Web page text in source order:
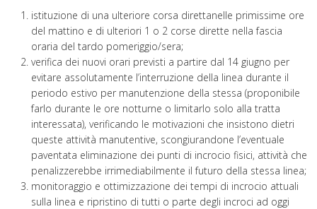
istituzione di una ulteriore corsa direttanelle primissime ore
del mattino e di ulteriori 1 o 2 corse dirette nella fascia
oraria del tardo pomeriggio/sera;
verifica dei nuovi orari previsti a partire dal 14 giugno per
evitare assolutamente l’interruzione della linea durante il
periodo estivo per manutenzione della stessa (proponibile
farlo durante le ore notturne o limitarlo solo alla tratta
interessata), verificando le motivazioni che insistono dietri
queste attività manutentive, scongiurandone l’eventuale
paventata eliminazione dei punti di incrocio fisici, attività che
penalizzerebbe irrimediabilmente il futuro della stessa linea;
monitoraggio e ottimizzazione dei tempi di incrocio attuali
sulla linea e ripristino di tutti o parte degli incroci ad oggi